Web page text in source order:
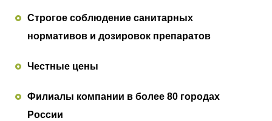
Строгое соблюдение санитарных
нормативов и дозировок препаратов
Честные цены
Филиалы компании в более 80 городах
России